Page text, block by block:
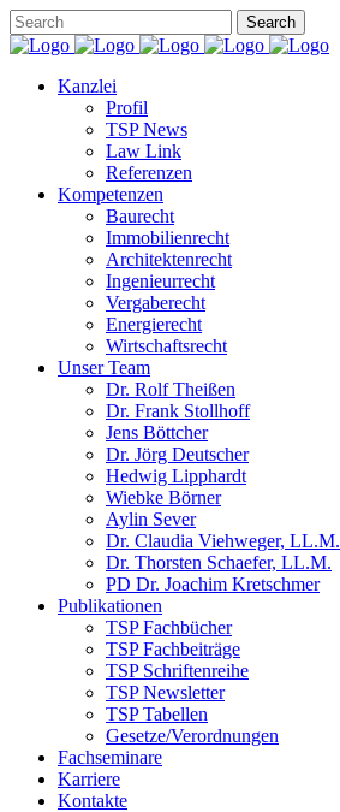
Kanzlei
Profil
TSP News
Law Link
Referenzen
Kompetenzen
Baurecht
Immobilienrecht
Architektenrecht
Ingenieurrecht
Vergaberecht
Energierecht
Wirtschaftsrecht
Unser Team
Dr. Rolf Theißen
Dr. Frank Stollhoff
Jens Böttcher
Dr. Jörg Deutscher
Hedwig Lipphardt
Wiebke Börner
Aylin Sever
Dr. Claudia Viehweger, LL.M.
Dr. Thorsten Schaefer, LL.M.
PD Dr. Joachim Kretschmer
Publikationen
TSP Fachbücher
TSP Fachbeiträge
TSP Schriftenreihe
TSP Newsletter
TSP Tabellen
Gesetze/Verordnungen
Fachseminare
Karriere
Kontakte